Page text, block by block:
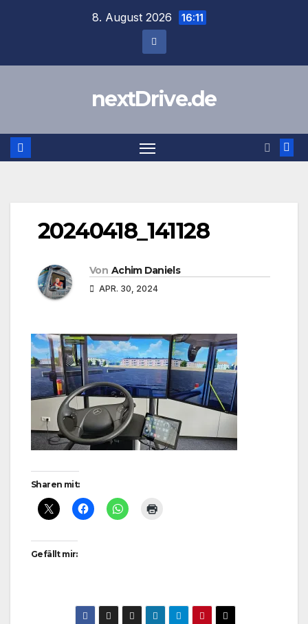
8. August 2026 16:11
nextDrive.de
20240418_141128
Von Achim Daniels
APR. 30, 2024
Sharen mit:
Gefällt mir: